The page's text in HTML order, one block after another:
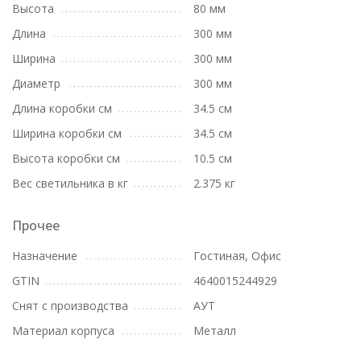
Высота
80 мм
Длина
300 мм
Ширина
300 мм
Диаметр
300 мм
Длина коробки см
34.5 см
Ширина коробки см
34.5 см
Высота коробки см
10.5 см
Вес светильника в кг
2.375 кг
Прочее
Назначение
Гостиная, Офис
GTIN
4640015244929
Снят с производства
АУТ
Материал корпуса
Металл